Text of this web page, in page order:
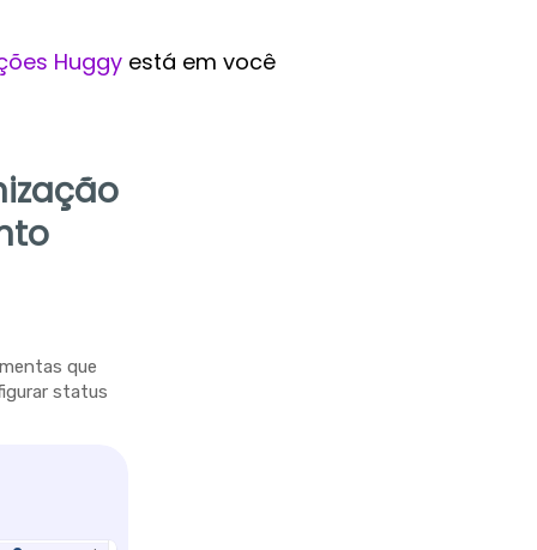
Huggyestá em você
que
status